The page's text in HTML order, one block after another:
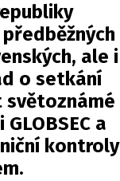
ale i
o setkání
světoznámé
a
kontroly